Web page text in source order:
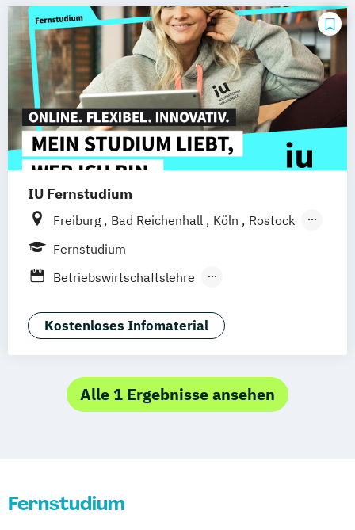
IU Fernstudium
Freiburg Bad Reichenhall Köln
Rostock
Kiel
Frankfurt am Main
Deggendorf Karlsruhe
Oberhausen Offenbach Saarbrücken
Neu-Ulm Graz Innsbruck Wien
Augsburg Freising Friedrichshafen
Klagenfurt Magdeburg Münster Trier
Würzburg Chemnitz Linz
Fernstudium
Betriebswirtschaftslehre
E-Commerce Growth Hacking
Growth Hacking (DE/EN)
Kommunikationspsychologie Marketing
Marketing und digitale Medien
Online-Marketing und E-Commerce
Kostenloses Infomaterial
Alle 1 Ergebnisse ansehen
Fernstudium